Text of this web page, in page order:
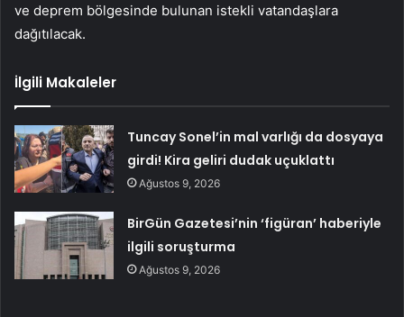
ve deprem bölgesinde bulunan istekli vatandaşlara
dağıtılacak.
İlgili Makaleler
Tuncay Sonel’in mal varlığı da dosyaya
girdi! Kira geliri dudak uçuklattı
Ağustos 9, 2026
BirGün Gazetesi’nin ‘figüran’ haberiyle
ilgili soruşturma
Ağustos 9, 2026